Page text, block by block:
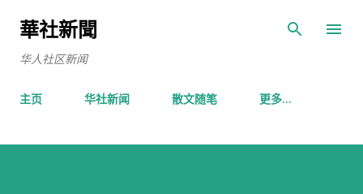
華社新聞
华人社区新闻
主页 华社新闻 散文随笔 更多…